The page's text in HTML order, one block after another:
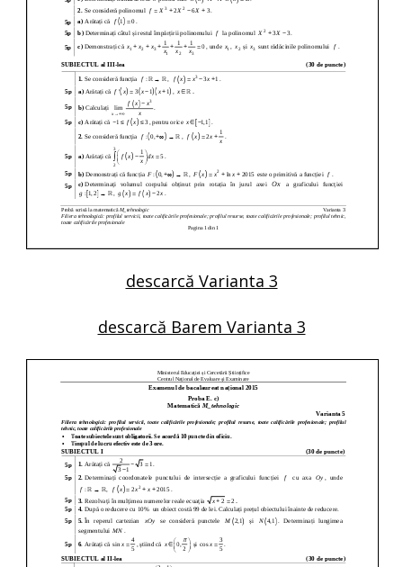
descarcă Varianta 3
descarcă Barem Varianta 3